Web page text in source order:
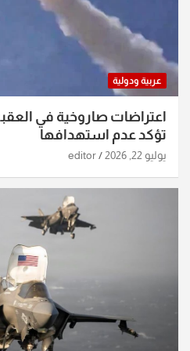
عربية ودولية
اعتراضات صاروخية في
تؤكد عدم استهدافها
يوليو 22, 2026 editor